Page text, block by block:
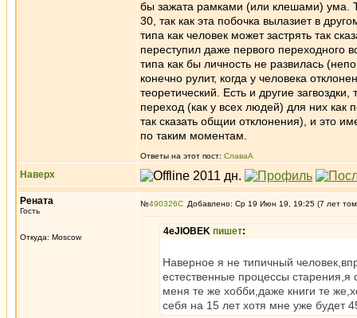
бы зажата рамками (или клешами) ума.
30, так как эта побочка вылазиет в
типа как человек может застрять так
переступил даже первого переходного
типа как бы личность не развилась
конечно рулит, когда у человека
теоретический. Есть и другие
переход (как у всех людей) для них
так сказать общии отклонения), и это
по таким моментам.
Ответы на этот пост: СлаваА
Наверх
Рената
Гость
Откуда: Moscow
№490326 Добавлено: Ср 19 Июн 19, 19:25 (7 лет
4eJIOBEK пишет:
Наверное я не типичный
естественные процессы
меня те же хобби,даже книги те
себя на 15 лет хотя мне уже будет